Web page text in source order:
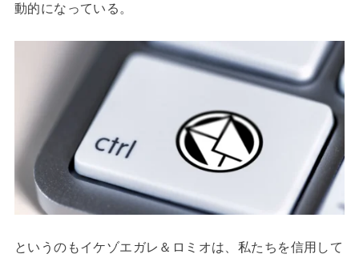
動的になっている。
というのもイケゾエガレ＆ロミオは、私たちを信用して